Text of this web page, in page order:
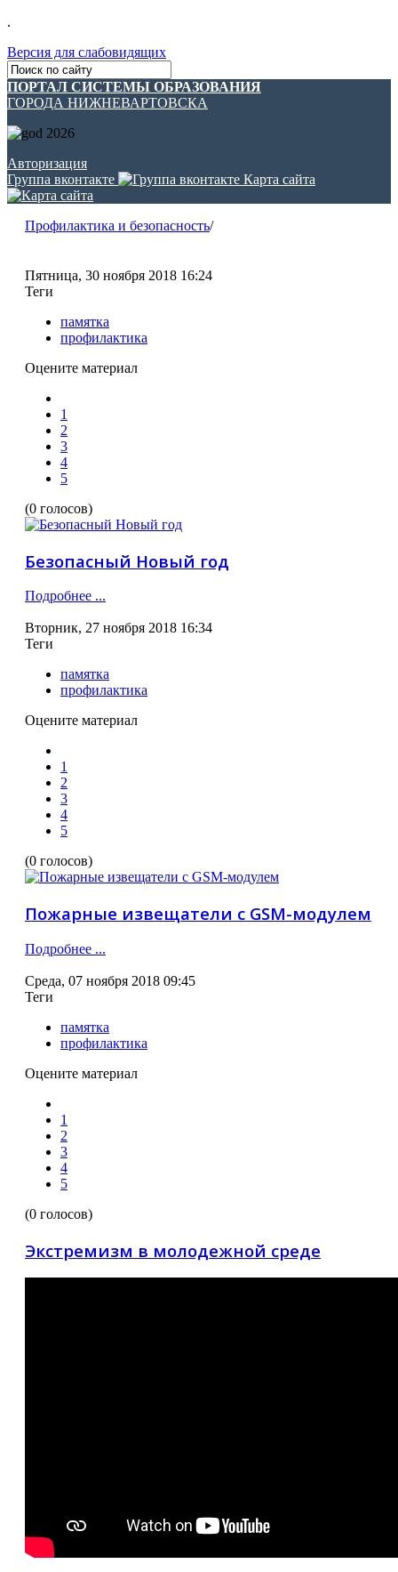
.
Версия для слабовидящих
ПОРТАЛ СИСТЕМЫ ОБРАЗОВАНИЯ
ГОРОДА НИЖНЕВАРТОВСКА
Авторизация
Группа вконтакте
Карта сайта
Профилактика и безопасность/
Пятница, 30 ноября 2018 16:24
Теги
памятка
профилактика
Оцените материал
1
2
3
4
5
(0 голосов)
Безопасный Новый год
Подробнее ...
Вторник, 27 ноября 2018 16:34
Теги
памятка
профилактика
Оцените материал
1
2
3
4
5
(0 голосов)
Пожарные извещатели с GSM-модулем
Подробнее ...
Среда, 07 ноября 2018 09:45
Теги
памятка
профилактика
Оцените материал
1
2
3
4
5
(0 голосов)
Экстремизм в молодежной среде